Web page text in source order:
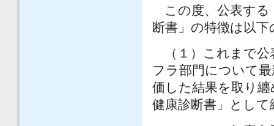
この度、公表する
断書」の特徴は以
（１）これまで公
フラ部門について
価した結果を取り
健康診断書」とし